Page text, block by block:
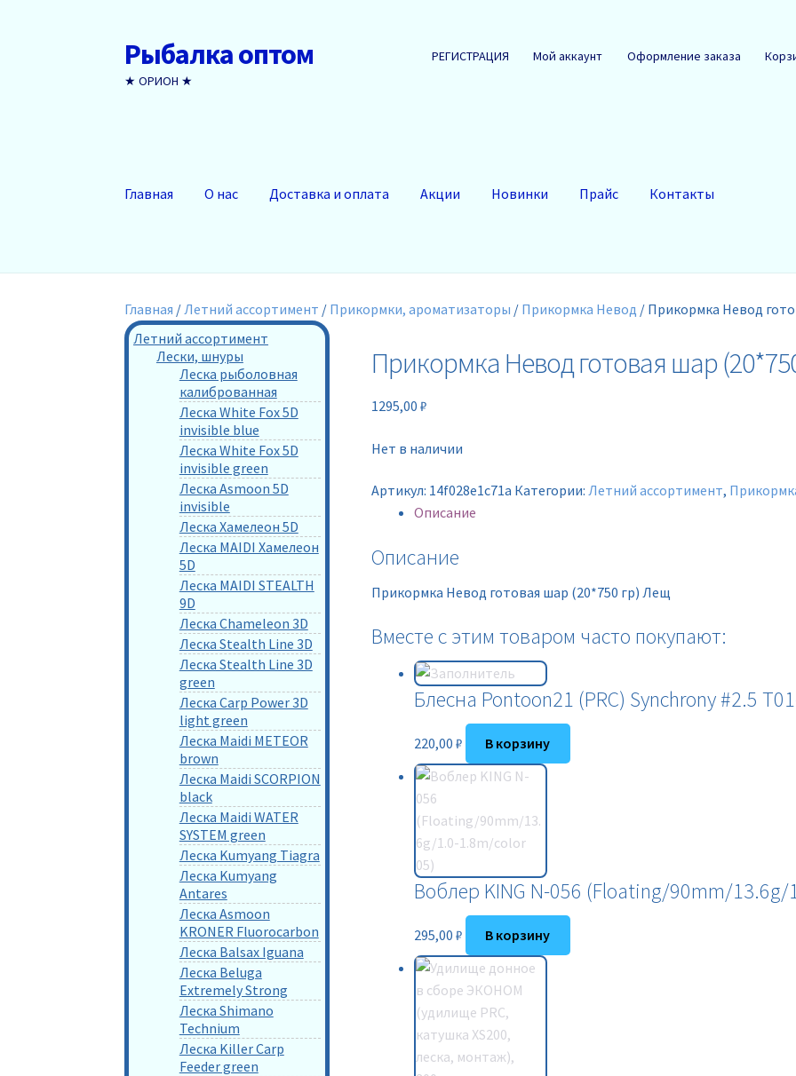
Перейти
к
навигации
Перейти
к
содержимому
Рыбалка оптом
★ ОРИОН ★
РЕГИСТРАЦИЯ Мой аккаунт Оформление заказа
Главная О нас Доставка и оплата Акции Новинки Прайс Контакты
Главная / Летний ассортимент / Прикормки, ароматизаторы / Прикормка Невод / Прикормка Невод
Прикормка Невод готовая шар
1295,00 ₽
Нет в наличии
Артикул: 14f028e1c71a Категории: Летний ассортимент,
Описание
Описание
Прикормка Невод готовая шар (20*750 гр) Лещ
Вместе с этим товаром часто покупают:
Блесна Pontoon21 (PRC) Synchrony #2.5
220,00 ₽ В корзину
Воблер KING N-056 (Floating/90mm/13.6g/
295,00 ₽ В корзину
Летний ассортимент
Лески, шнуры
Леска рыболовная
калиброванная
Леска White Fox 5D
invisible blue
Леска White Fox 5D
invisible green
Леска Asmoon 5D
invisible
Леска Хамелеон 5D
Леска MAIDI Хамелеон
5D
Леска MAIDI STEALTH
9D
Леска Chameleon 3D
Леска Stealth Line 3D
Леска Stealth Line 3D
green
Леска Carp Power 3D
light green
Леска Maidi METEOR
brown
Леска Maidi SCORPION
black
Леска Maidi WATER
SYSTEM green
Леска Kumyang Tiagra
Леска Kumyang
Antares
Леска Asmoon
KRONER Fluorocarbon
Леска Balsax Iguana
Леска Beluga
Extremely Strong
Леска Shimano
Technium
Леска Killer Carp
Feeder green